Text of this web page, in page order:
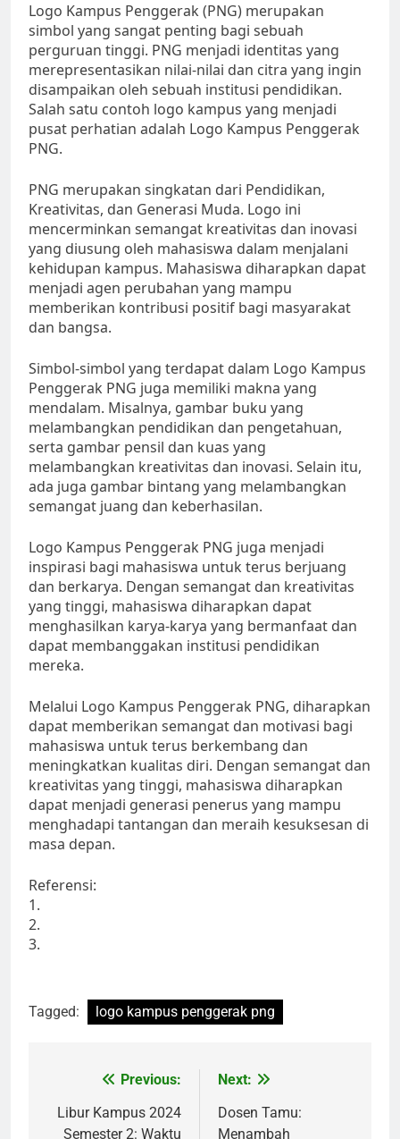
Logo Kampus Penggerak (PNG) merupakan
simbol yang sangat penting bagi sebuah
perguruan tinggi. PNG menjadi identitas yang
merepresentasikan nilai-nilai dan citra yang ingin
disampaikan oleh sebuah institusi pendidikan.
Salah satu contoh logo kampus yang menjadi
pusat perhatian adalah Logo Kampus Penggerak
PNG.
PNG merupakan singkatan dari Pendidikan,
Kreativitas, dan Generasi Muda. Logo ini
mencerminkan semangat kreativitas dan inovasi
yang diusung oleh mahasiswa dalam menjalani
kehidupan kampus. Mahasiswa diharapkan dapat
menjadi agen perubahan yang mampu
memberikan kontribusi positif bagi masyarakat
dan bangsa.
Simbol-simbol yang terdapat dalam Logo Kampus
Penggerak PNG juga memiliki makna yang
mendalam. Misalnya, gambar buku yang
melambangkan pendidikan dan pengetahuan,
serta gambar pensil dan kuas yang
melambangkan kreativitas dan inovasi. Selain itu,
ada juga gambar bintang yang melambangkan
semangat juang dan keberhasilan.
Logo Kampus Penggerak PNG juga menjadi
inspirasi bagi mahasiswa untuk terus berjuang
dan berkarya. Dengan semangat dan kreativitas
yang tinggi, mahasiswa diharapkan dapat
menghasilkan karya-karya yang bermanfaat dan
dapat membanggakan institusi pendidikan
mereka.
Melalui Logo Kampus Penggerak PNG, diharapkan
dapat memberikan semangat dan motivasi bagi
mahasiswa untuk terus berkembang dan
meningkatkan kualitas diri. Dengan semangat dan
kreativitas yang tinggi, mahasiswa diharapkan
dapat menjadi generasi penerus yang mampu
menghadapi tantangan dan meraih kesuksesan di
masa depan.
Referensi:
1.
2.
3.
Tagged: logo kampus penggerak png
navigation
Previous:
Libur Kampus 2024
Semester 2: Waktu
Next:
Dosen Tamu:
Menambah